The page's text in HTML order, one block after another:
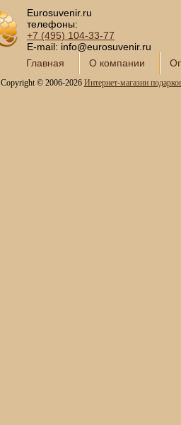
Eurosuvenir.ru
телефоны:
+7 (495) 104-33-77
E-mail: info@eurosuvenir.ru
Главная
О компании
Copyright © 2006-2026 Интернет-магазин